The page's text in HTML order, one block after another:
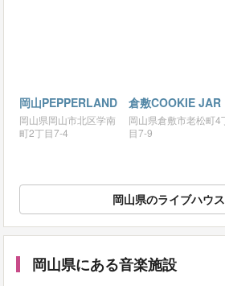
岡山PEPPERLAND
岡山県岡山市北区学南
町2丁目7-4
倉敷COOKIE JAR
岡山県倉敷市老松町4
目7-9
岡山県のライブハウ
岡山県にある音楽施設